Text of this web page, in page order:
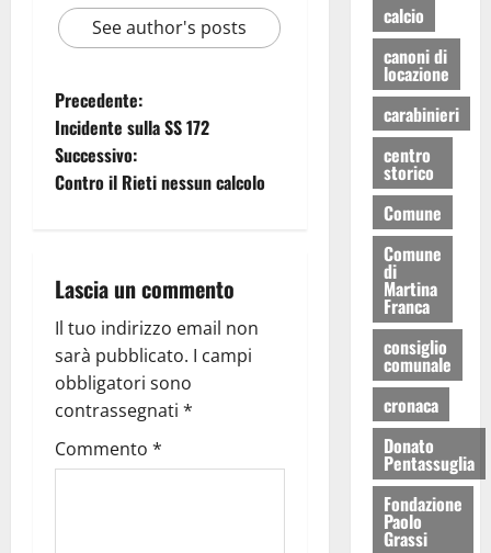
See author's posts
Precedente:
Incidente sulla SS 172
Successivo:
Contro il Rieti nessun calcolo
Lascia un commento
Il tuo indirizzo email non
sarà pubblicato. I campi
obbligatori sono
contrassegnati *
Commento *
calcio
canoni di
locazione
carabinieri
centro
storico
Comune
Comune
di
Martina
Franca
consiglio
comunale
cronaca
Donato
Pentassuglia
Fondazione
Paolo
Grassi